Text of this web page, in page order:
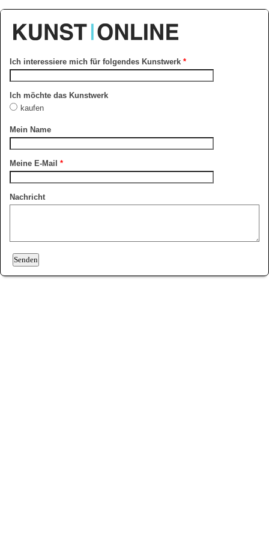
Ich interessiere mich für folgendes Kunstwerk *
Ich möchte das Kunstwerk
kaufen
Mein Name
Meine E-Mail *
Nachricht